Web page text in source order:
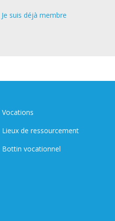
Je suis déjà membre
Vocations
Lieux de ressourcement
Bottin vocationnel